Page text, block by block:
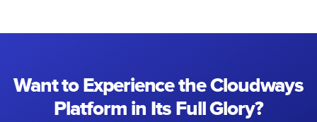
Want to Experience the Cloudways
Platform in Its Full Glory?